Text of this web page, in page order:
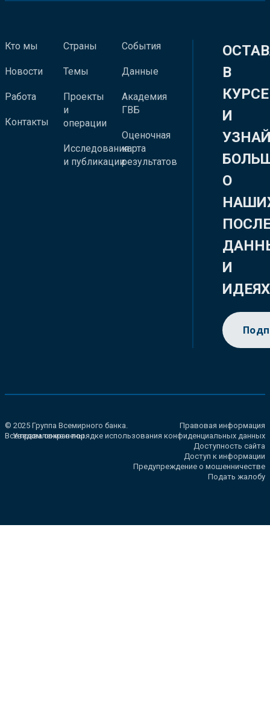
Кто мы
Новости
Работа
Контакты
Страны
Темы
Проекты
и
операции
Исследования
и публикации
События
Данные
Академия
ГВБ
Оценочная
карта
результатов
В
КУРСЕ
И
О
И
ИДЕЯХ
© 2025 Группа Всемирного банка.
Все права сохранены.
Правовая информация
Уведомление о порядке использования конфиденциальных данных
Доступность сайта
Доступ к информации
Предупреждение о мошенничестве
Подать жалобу